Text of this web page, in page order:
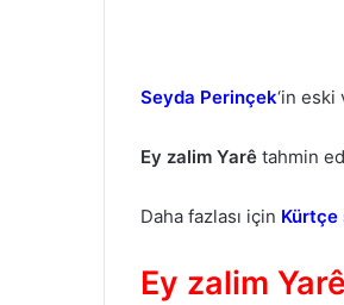
Seyda Perinçek‘in
Ey zalim Yarê tahmin
Daha fazlası için Kürtçe
Ey zalim